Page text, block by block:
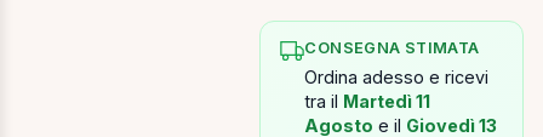
CONSEGNA STIMATA
Ordina adesso e ricevi
tra il Martedì 11
Agosto e il Giovedì 13